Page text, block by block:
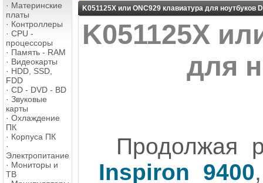
· Материнские
платы
· Контроллеры
· CPU -
процессоры
· Память - RAM
· Видеокарты
· HDD, SSD,
FDD
· CD - DVD - BD
· Звуковые
карты
· Охлаждение
ПК
· Корпуса ПК
·
Электропитание
· Мониторы и
ТВ
K051125X или ONC929 клавиатура для ноутбуков
K051125X
для
Продолжая
Inspiron 9400